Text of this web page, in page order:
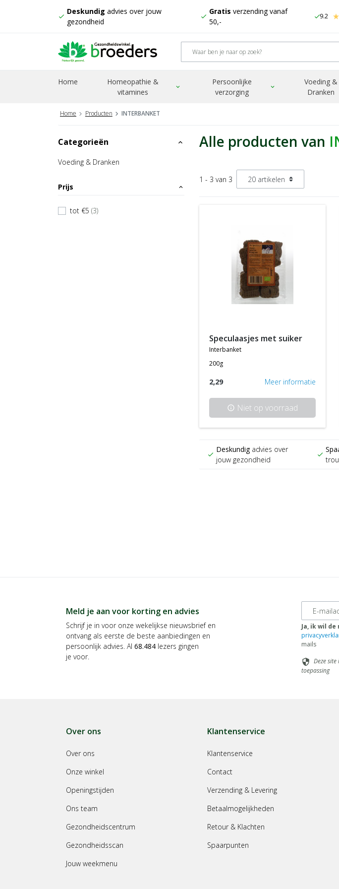
check
Deskundig advies over jouw
gezondheid
check
Gratis verzending vanaf
50,-
check9.2
Home
Homeopathie &
vitamines
expand_more
Persoonlijke
verzorging
expand_more
Voeding &
Dranken
Home Producten INTERBANKET
Categorieën expand_less
Voeding & Dranken
Prijs expand_less
tot €5 (3)
Alle producten van
1 - 3 van 3
speculaasjes met suiker
interbanket
200g
2,29 Meer informatie
info Niet op voorraad
check
Deskundigadvies over
jouw gezondheid
check
Meld je aan voor korting en advies
Schrijf je in voor onze wekelijkse nieuwsbrief en
ontvang als eerste de beste aanbiedingen en
persoonlijk advies. Al 68.484 lezers gingen
je voor.
E-mailadres
Ja, ik wil
mails
security Deze site
toepassing
Over ons
Over ons
Onze winkel
Openingstijden
Ons team
Gezondheidscentrum
Gezondheidsscan
Jouw weekmenu
Klantenservice
Klantenservice
Contact
Verzending & Levering
Betaalmogelijkheden
Retour & Klachten
Spaarpunten